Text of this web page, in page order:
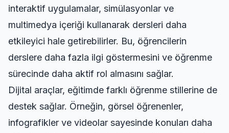
interaktif uygulamalar, simülasyonlar ve
multimedya içeriği kullanarak dersleri daha
etkileyici hale getirebilirler. Bu, öğrencilerin
derslere daha fazla ilgi göstermesini ve öğrenme
sürecinde daha aktif rol almasını sağlar.
Dijital araçlar, eğitimde farklı öğrenme stillerine de
destek sağlar. Örneğin, görsel öğrenenler,
infografikler ve videolar sayesinde konuları daha